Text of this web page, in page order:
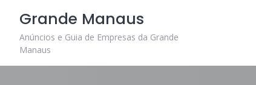
content
Grande Manaus
Anúncios e Guia de Empresas da Grande
Manaus